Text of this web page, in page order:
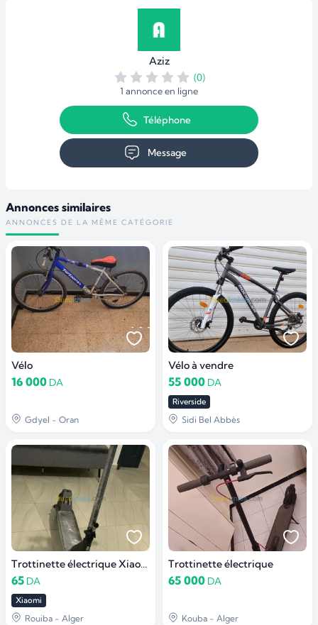
Aziz
(0)
1 annonce en ligne
Téléphone
Message
Annonces similaires
ANNONCES DE LA MÊME CATÉGORIE
Vélo
16 000 DA
Gdyel - Oran
Vélo à vendre
55 000 DA
Riverside
Sidi Bel Abbès
Trottinette électrique Xiaomi lite 4
65 DA
Xiaomi
Rouiba - Alger
Trottinette électrique
65 000 DA
Kouba - Alger